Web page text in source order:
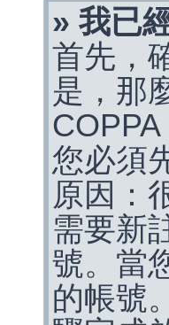
» 我已
首先，
是，那
您必須
原因：
需要新
號。當
的帳號